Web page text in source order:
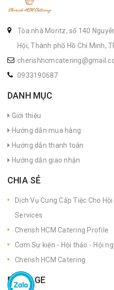
Tòa nhà Moritz, số 140
Hội, Thành phố Hồ Chí Minh,
0933190687
DANH MỤC
Giới thiệu
Hướng dẫn mua hàng
Hướng dẫn thanh toán
Hướng dẫn giao nhận
CHIA SẺ
Dịch Vụ Cung Cấp Tiệc Cho
Services
Cherish HCM Catering Profile
Cơm Sự kiện - Hội thảo - Hội
Cherish HCM Catering
FANPAGE